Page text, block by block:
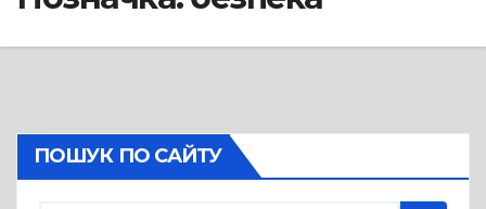
ПОШУК ПО САЙТУ